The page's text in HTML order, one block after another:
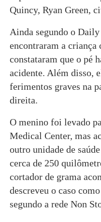
Quincy, Ryan Green,
Ainda segundo o
encontraram a criança
constataram que o pé
acidente. Além disso,
ferimentos graves na
direita.
O menino foi levado
Medical Center, mas
outro unidade de
cerca de 250
cortador de grama
descreveu o caso
segundo a rede Non